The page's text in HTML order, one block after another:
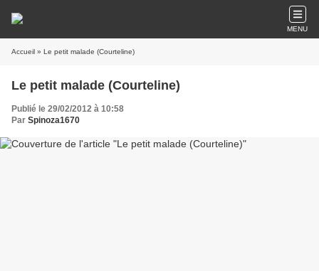
MENU
Accueil » Le petit malade (Courteline)
Le petit malade (Courteline)
Publié le 29/02/2012 à 10:58
Par Spinoza1670